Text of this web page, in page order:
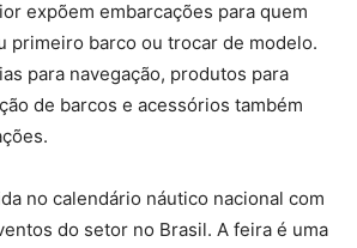
expõem embarcações para quem
primeiro barco ou trocar de modelo.
para navegação, produtos para
de barcos e acessórios também
no calendário náutico nacional com
do setor no Brasil. A feira é uma